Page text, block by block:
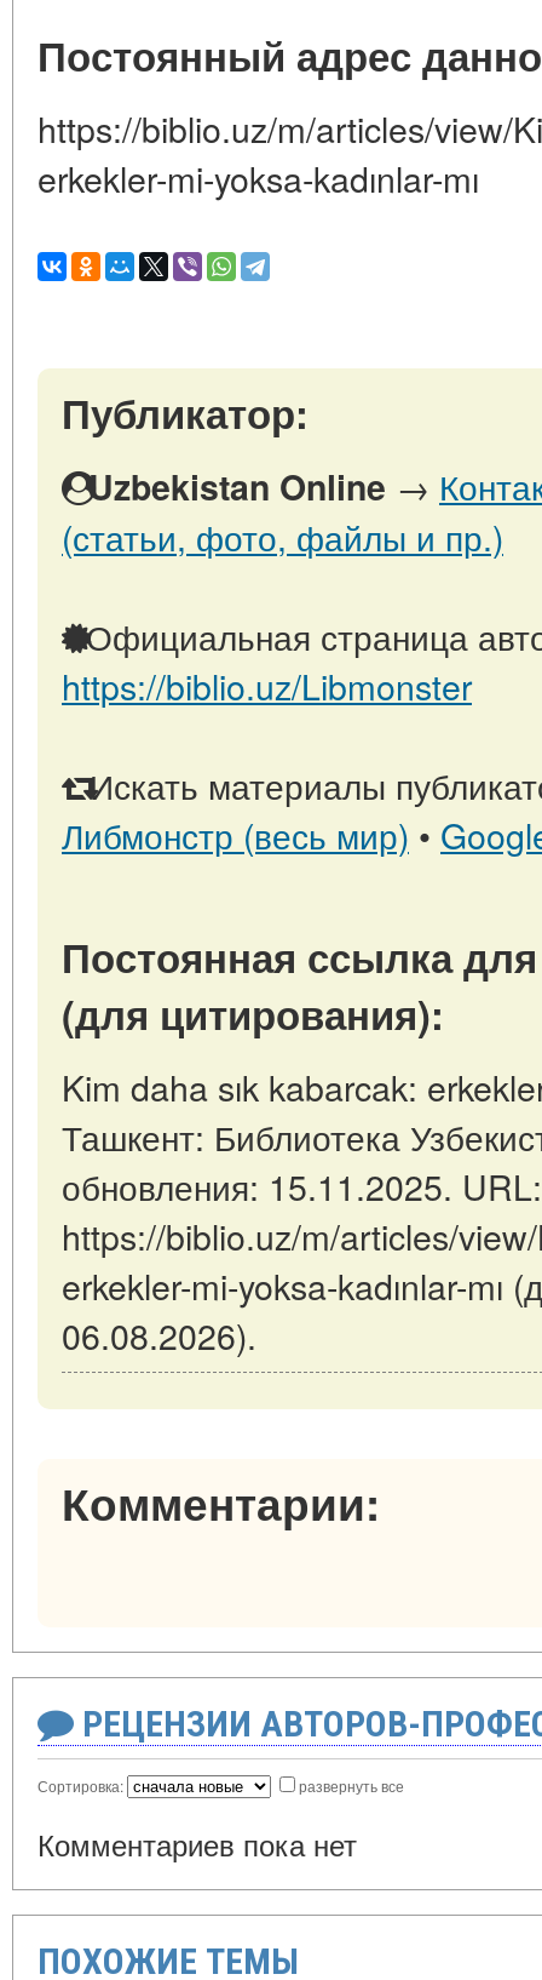
Постоянный адрес
https://biblio.uz/m/articles/view/
erkekler-mi-yoksa-kadınlar-mı
Публикатор:
Uzbekistan Online →
(статьи, фото, файлы и пр.)
Официальная страница
https://biblio.uz/Libmonster
Искать материалы
Либмонстр (весь мир) •
Постоянная ссылка
(для цитирования):
Kim daha sık kabarcak:
Ташкент: Библиотека
обновления: 15.11.2025. URL:
https://biblio.uz/m/articles/
erkekler-mi-yoksa-kadınlar-mı
06.08.2026).
Комментарии:
РЕЦЕНЗИИ АВТОРОВ-
Сортировка: развернуть все
Комментариев пока нет
ПОХОЖИЕ ТЕМЫ